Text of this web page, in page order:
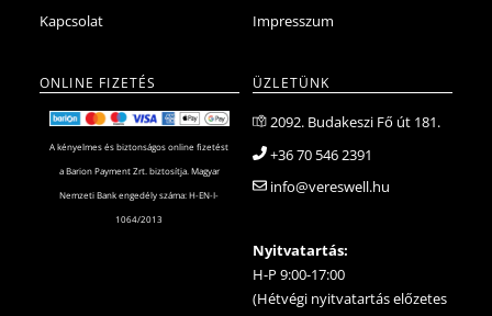
Kapcsolat
Impresszum
ONLINE FIZETÉS
A kényelmes és biztonságos online fizetést
a Barion Payment Zrt. biztosítja. Magyar
Nemzeti Bank engedély száma: H-EN-I-
1064/2013
ÜZLETÜNK
2092. Budakeszi Fő út 181.
+36 70 546 2391
info@vereswell.hu
Nyitvatartás:
H-P 9:00-17:00
(Hétvégi nyitvatartás előzetes